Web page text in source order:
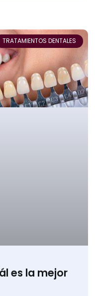
TRATAMIENTOS DENTALES
es la mejor